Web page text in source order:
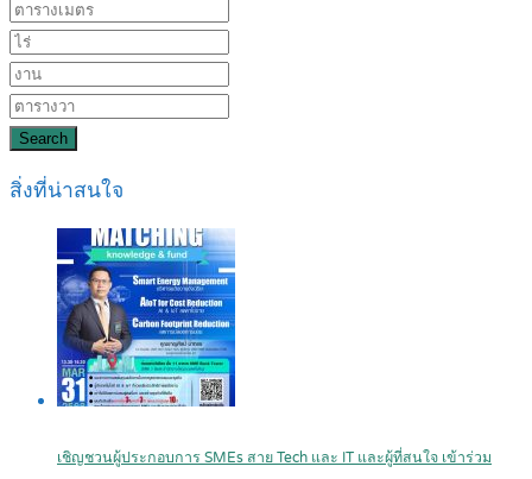
Search
สิ่งที่น่าสนใจ
เชิญชวนผู้ประกอบการ SMEs สาย Tech และ IT และผู้ที่สนใจ เข้าร่วม